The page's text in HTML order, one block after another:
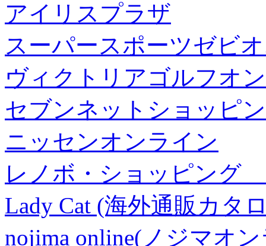
アイリスプラザ
スーパースポーツゼビ
ヴィクトリアゴルフオ
セブンネットショッピ
ニッセンオンライン
レノボ・ショッピング
Lady Cat (海外通販カタ
nojima online(ノジマオ